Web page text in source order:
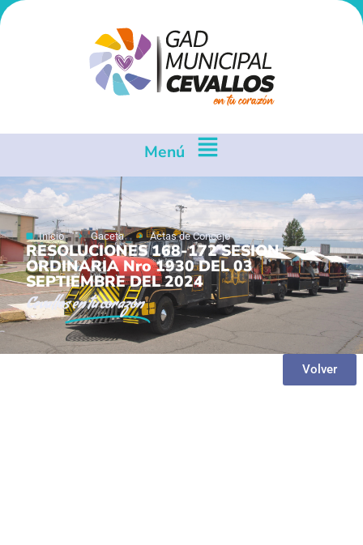
Menú
Inicio Gaceta Actas de Concejo
RESOLUCIONES 168-172 SESION
ORDINARIA Nro 1930 DEL 03
SEPTIEMBRE DEL 2024
Cevallosen tu corazón
Volver